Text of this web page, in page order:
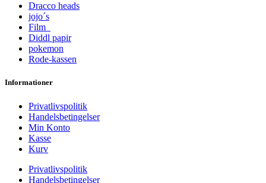
Dracco heads
jojo´s
Film
Diddl papir
pokemon
Rode-kassen
Informationer
Privatlivspolitik
Handelsbetingelser
Min Konto
Kasse
Kurv
Privatlivspolitik
Handelsbetingelser